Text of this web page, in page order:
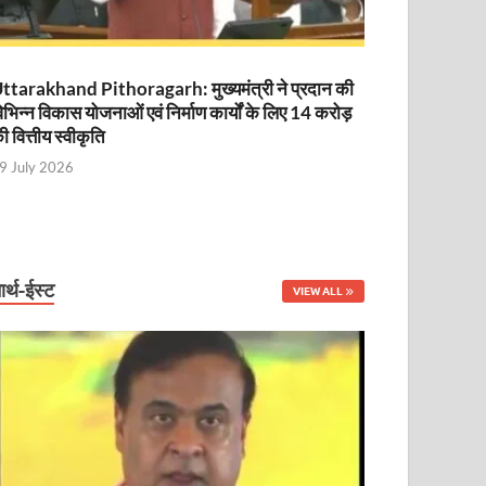
Pithoragarh: मुख्यमंत्री ने प्रदान की
विकास योजनाओं एवं निर्माण कार्यों के लिए 14 करोड़
वित्तीय स्वीकृति
July 2026
ईस्ट VIEW ALL